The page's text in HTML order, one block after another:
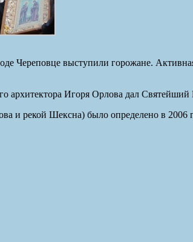
Череповце выступили горожане.
архитектора Игоря Орлова дал
и рекой Шексна) было определено в 2006